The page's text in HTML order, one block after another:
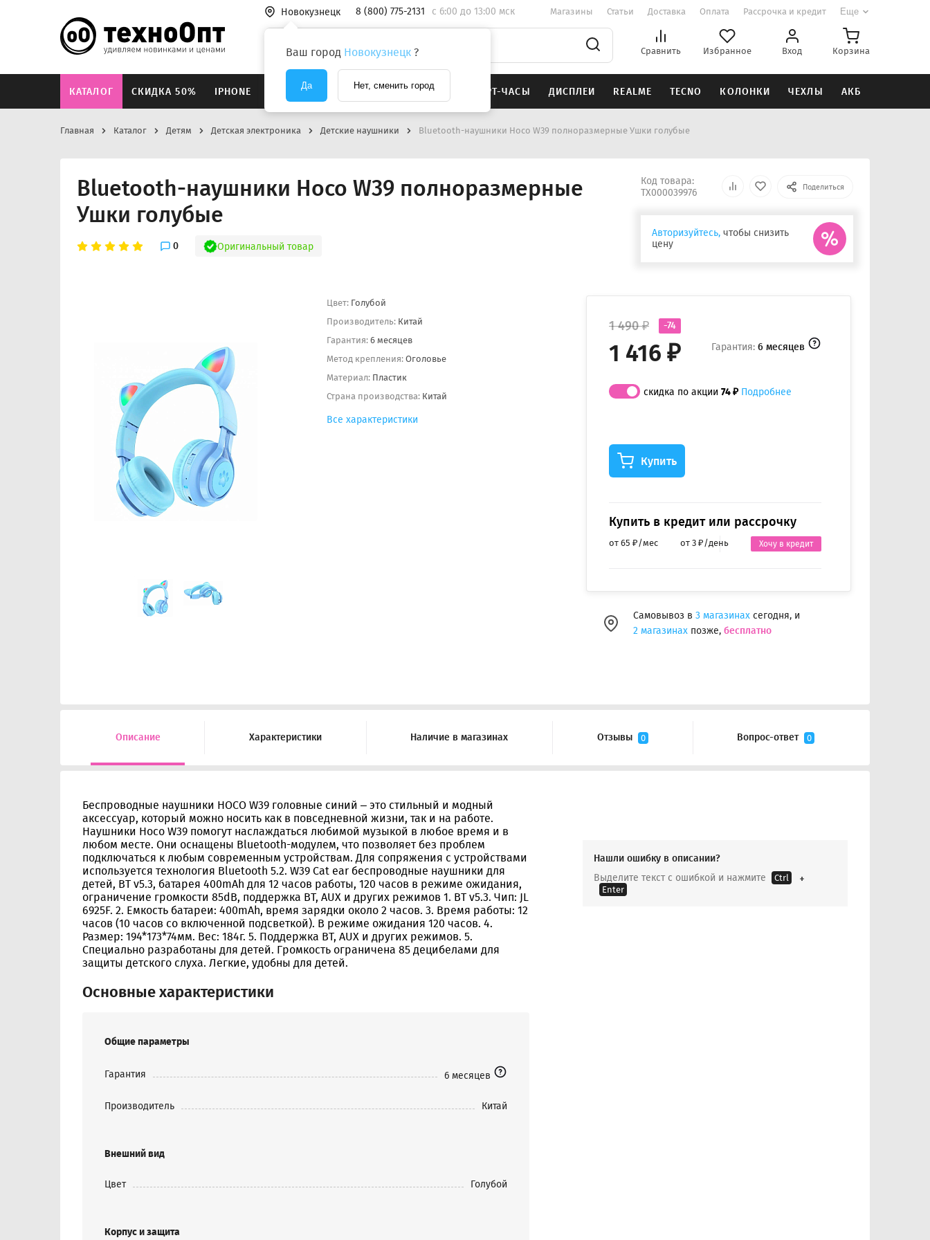
Новокузнецк
Ваш город Новокузнецк ?
Да Нет, сменить город
8 (800) 775-2131 c 6:00 до 13:00 мск Магазины Статьи Доставка Оплата Рассрочка и кредит Еще
Сравнить Избранное Вход Корзина
КАТАЛОГ СКИДКА 50% IPHONE XIAOMI SAMSUNG НАУШНИКИ СМАРТ-ЧАСЫ ДИСПЛЕИ REALME TECNO КОЛОНКИ ЧЕХЛЫ АКБ
Главная Каталог Детям Детская электроника Детские наушники Bluetooth-наушники Hoco W39 полноразмерные Ушки голубые
Bluetooth-наушники Hoco W39 полноразмерные
Ушки голубые
0 Оригинальный товар
Код товара:
ТХ000039976
Поделиться
Авторизуйтесь, чтобы снизить
цену
Цвет: Голубой
Производитель: Китай
Гарантия: 6 месяцев
Метод крепления: Оголовье
Материал: Пластик
Страна производства: Китай
Все характеристики
-74
1 490 ₽
1 416 ₽ Гарантия: 6 месяцев
скидка по акции 74 ₽ Подробнее
Купить
Купить в кредит или рассрочку
от 65 ₽/мес от 3 ₽/день Хочу в кредит
Самовывоз в 3 магазинах сегодня, и
2 магазинах позже, бесплатно
Описание Характеристики Наличие в магазинах Отзывы 0 Вопрос-ответ 0
Беспроводные наушники HOCO W39 головные синий – это стильный и модный
аксессуар, который можно носить как в повседневной жизни, так и на работе.
Наушники Hoco W39 помогут наслаждаться любимой музыкой в любое время и в
любом месте. Они оснащены Bluetooth-модулем, что позволяет без проблем
подключаться к любым современным устройствам. Для сопряжения с устройствами
используется технология Bluetooth 5.2. W39 Cat ear беспроводные наушники для
детей, BT v5.3, батарея 400mAh для 12 часов работы, 120 часов в режиме ожидания,
ограничение громкости 85dB, поддержка BT, AUX и других режимов 1. BT v5.3. Чип: JL
6925F. 2. Емкость батареи: 400mAh, время зарядки около 2 часов. 3. Время работы: 12
часов (10 часов со включенной подсветкой). В режиме ожидания 120 часов. 4.
Размер: 194*173*74мм. Вес: 184г. 5. Поддержка BT, AUX и других режимов. 5.
Специально разработаны для детей. Громкость ограничена 85 децибелами для
защиты детского слуха. Легкие, удобны для детей.
Основные характеристики
Общие параметры
Гарантия 6 месяцев
Производитель Китай
Внешний вид
Цвет Голубой
Корпус и защита
Нашли ошибку в описании?
Выделите текст с ошибкой и нажмите
Ctrl
Enter